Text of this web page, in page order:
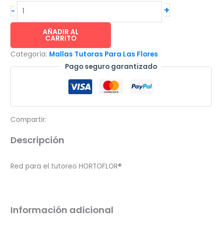
-
HORTOFLOR
tutoreo
de
de
1.53x1500m
de
cantidad
+
AÑADIR AL
CARRITO
Categoría: Mallas Tutoras Para Las Flores
Pago seguro garantizado
Compartir:
Descripción
Red para el tutoreo HORTOFLOR®
Información adicional